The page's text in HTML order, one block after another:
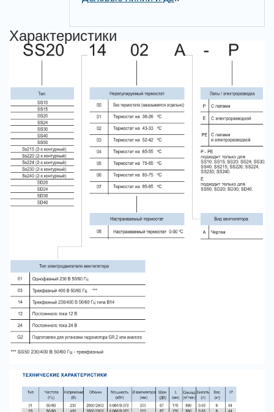
Характеристики